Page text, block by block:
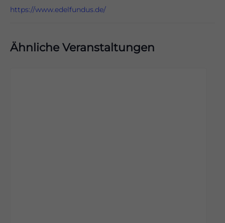
https://www.edelfundus.de/
Ähnliche Veranstaltungen